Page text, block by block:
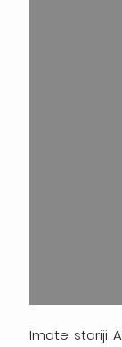
Imate stariji